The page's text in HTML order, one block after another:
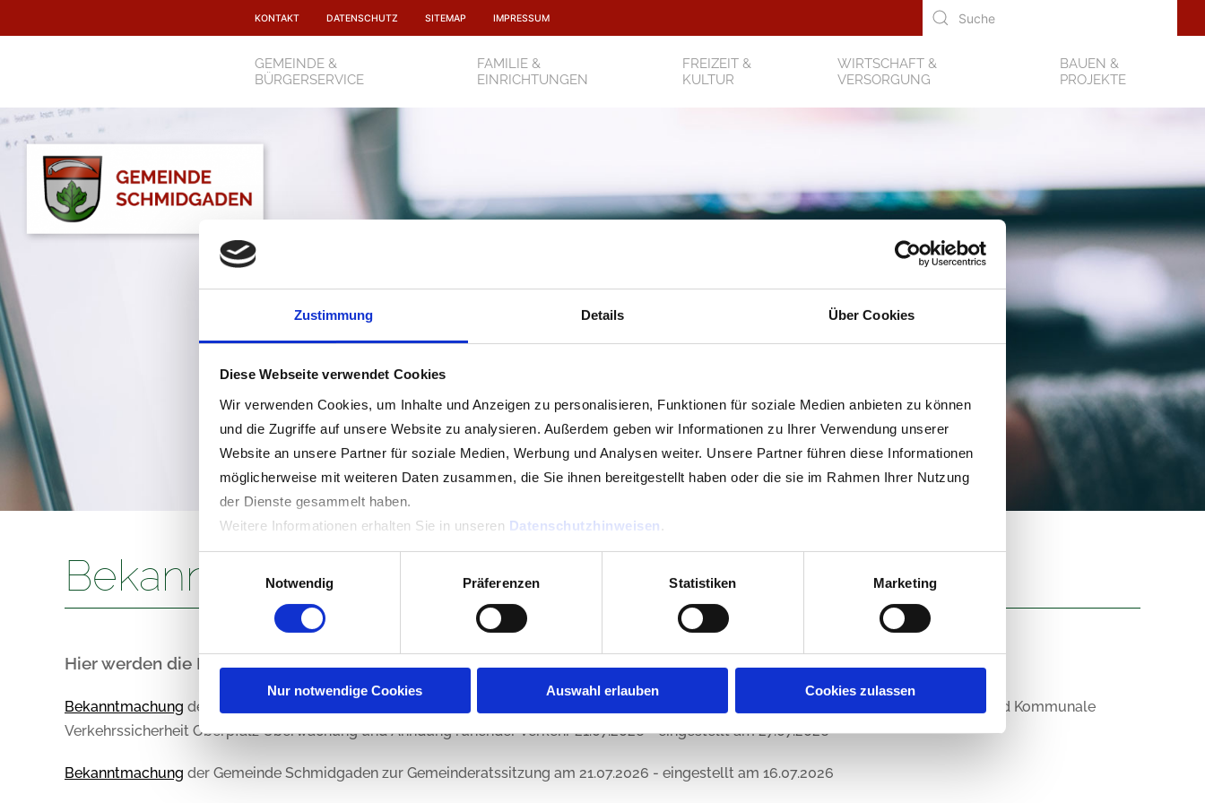
Zustimmung Details Über Cookies
Diese Webseite verwendet Cookies
Wir verwenden Cookies, um Inhalte und Anzeigen zu personalisieren, Funktionen für soziale Medien anbieten zu können
und die Zugriffe auf unsere Website zu analysieren. Außerdem geben wir Informationen zu Ihrer Verwendung unserer
Website an unsere Partner für soziale Medien, Werbung und Analysen weiter. Unsere Partner führen diese Informationen
möglicherweise mit weiteren Daten zusammen, die Sie ihnen bereitgestellt haben oder die sie im Rahmen Ihrer Nutzung
der Dienste gesammelt haben.
Weitere Informationen erhalten Sie in unseren Datenschutzhinweisen .
Notwendig
Präferenzen Statistiken Marketing
Nur notwendige Cookies Auswahl erlauben Cookies zulassen
überspringen
KONTAKT DATENSCHUTZ SITEMAP IMPRESSUM
Navigation
GEMEINDE &
BÜRGERSERVICE
FAMILIE &
EINRICHTUNGEN
FREIZEIT &
KULTUR
WIRTSCHAFT &
VERSORGUNG
BAUEN &
PROJEKTE
Bekanntmachungen
Bekanntmachungen
Hier werden die Bekanntmachungen der Gemeinde Schmidgaden angezeigt
Bekanntmachung der Gemeinde Schmidgaden zum Beschluss der Absicht zum Abschluss einer Zweckvereinbarung mit dem Zweckverband Kommunale
Verkehrssicherheit Oberpfalz Überwachung und Ahndung ruhender Verkehr 21.07.2026 - eingestellt am 27.07.2026
Bekanntmachung der Gemeinde Schmidgaden zur Gemeinderatssitzung am 21.07.2026 - eingestellt am 16.07.2026